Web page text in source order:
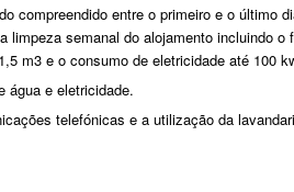
compreendido entre o primeiro e o
limpeza semanal do alojamento incluindo
m3 e o consumo de eletricidade até 100
água e eletricidade.
telefónicas e a utilização da